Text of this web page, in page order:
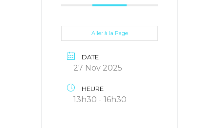
Aller à la Page
DATE
27 Nov 2025
HEURE
13h30 - 16h30